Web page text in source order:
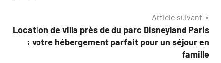
Article suivant
Location de villa près de du parc Disneyland Paris
: votre hébergement parfait pour un séjour en
famille